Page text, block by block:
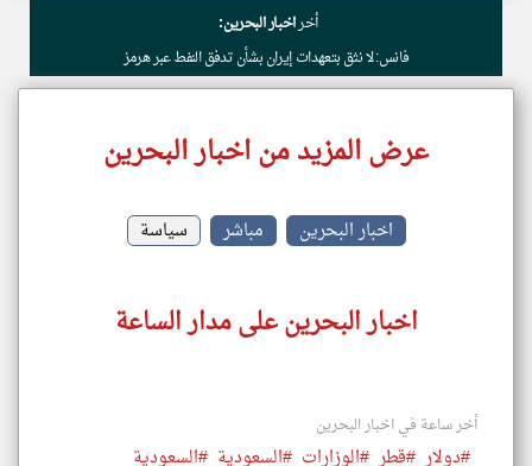
أخراخبار البحرين:
فانس: لا نثق بتعهدات إيران بشأن تدفق النفط عبر هرمز
عرض المزيد من اخبار البحرين
اخبار البحرين مباشر سياسة
اخبار البحرين على مدار الساعة
أخر ساعة في اخبار البحرين
#دولار #قطر #الوزارات #السعودية #السعودية